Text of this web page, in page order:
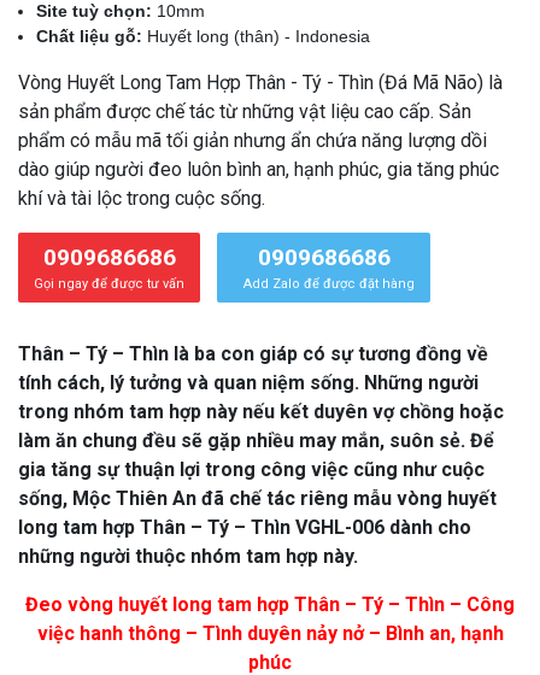
Site tuỳ chọn: 10mm
Chất liệu gỗ: Huyết long (thân) - Indonesia
Vòng Huyết Long Tam Hợp Thân - Tý - Thìn (Đá Mã Não) là
sản phẩm được chế tác từ những vật liệu cao cấp. Sản
phẩm có mẫu mã tối giản nhưng ẩn chứa năng lượng dồi
dào giúp người đeo luôn bình an, hạnh phúc, gia tăng phúc
khí và tài lộc trong cuộc sống.
0909686686
Gọi ngay để được tư vấn
0909686686
Add Zalo để được đặt hàng
Thân – Tý – Thìn là ba con giáp có sự tương đồng về
tính cách, lý tưởng và quan niệm sống. Những người
trong nhóm tam hợp này nếu kết duyên vợ chồng hoặc
làm ăn chung đều sẽ gặp nhiều may mắn, suôn sẻ. Để
gia tăng sự thuận lợi trong công việc cũng như cuộc
sống, Mộc Thiên An đã chế tác riêng mẫu vòng huyết
long tam hợp Thân – Tý – Thìn VGHL-006 dành cho
những người thuộc nhóm tam hợp này.
Đeo vòng huyết long tam hợp Thân – Tý – Thìn – Công
việc hanh thông – Tình duyên nảy nở – Bình an, hạnh
phúc